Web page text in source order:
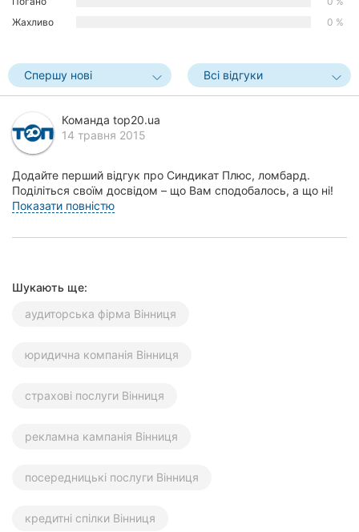
Херсон
Чернігів
Черкаси
Суми
Ужгород
Жахливо
0 %
Спершу нові Всі відгуки
Команда top20.ua
14 травня 2015
Додайте перший відгук про Синдикат Плюс, ломбард.
Поділіться своїм досвідом – що Вам сподобалось, а що ні!
Це допоможе іншим жителям Вінниці зробити п...
Показати повністю
Шукають ще:
аудиторська фірма Вінниця
юридична компанія Вінниця
страхові послуги Вінниця
рекламна кампанія Вінниця
посередницькі послуги Вінниця
кредитні спілки Вінниця